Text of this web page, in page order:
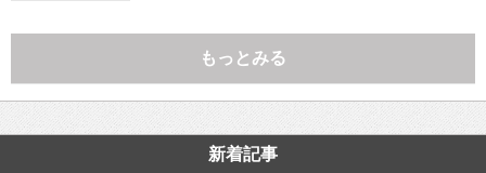
もっとみる
新着記事